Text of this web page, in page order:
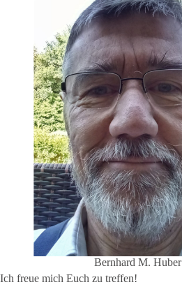
Bernhard M. Huber
Ich freue mich Euch zu treffen!